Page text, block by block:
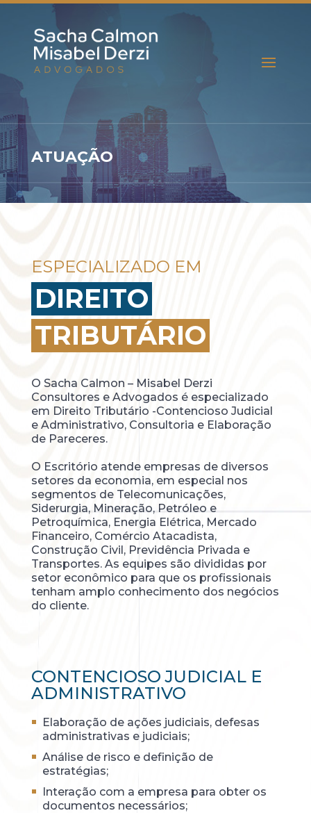
ATUAÇÃO
ESPECIALIZADO EM
DIREITO
TRIBUTÁRIO
O Sacha Calmon – Misabel Derzi
Consultores e Advogados é especializado
em Direito Tributário -Contencioso Judicial
e Administrativo, Consultoria e Elaboração
de Pareceres.
O Escritório atende empresas de diversos
setores da economia, em especial nos
segmentos de Telecomunicações,
Siderurgia, Mineração, Petróleo e
Petroquímica, Energia Elétrica, Mercado
Financeiro, Comércio Atacadista,
Construção Civil, Previdência Privada e
Transportes. As equipes são divididas por
setor econômico para que os profissionais
tenham amplo conhecimento dos negócios
do cliente.
CONTENCIOSO JUDICIAL E
ADMINISTRATIVO
Elaboração de ações judiciais, defesas
administrativas e judiciais;
Análise de risco e definição de
estratégias;
Interação com a empresa para obter os
documentos necessários;